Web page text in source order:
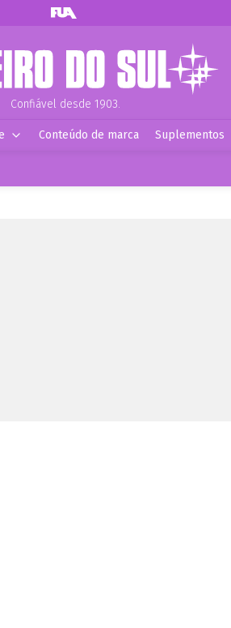
Confiável desde 1903.
Conteúdo de marca Suplementos